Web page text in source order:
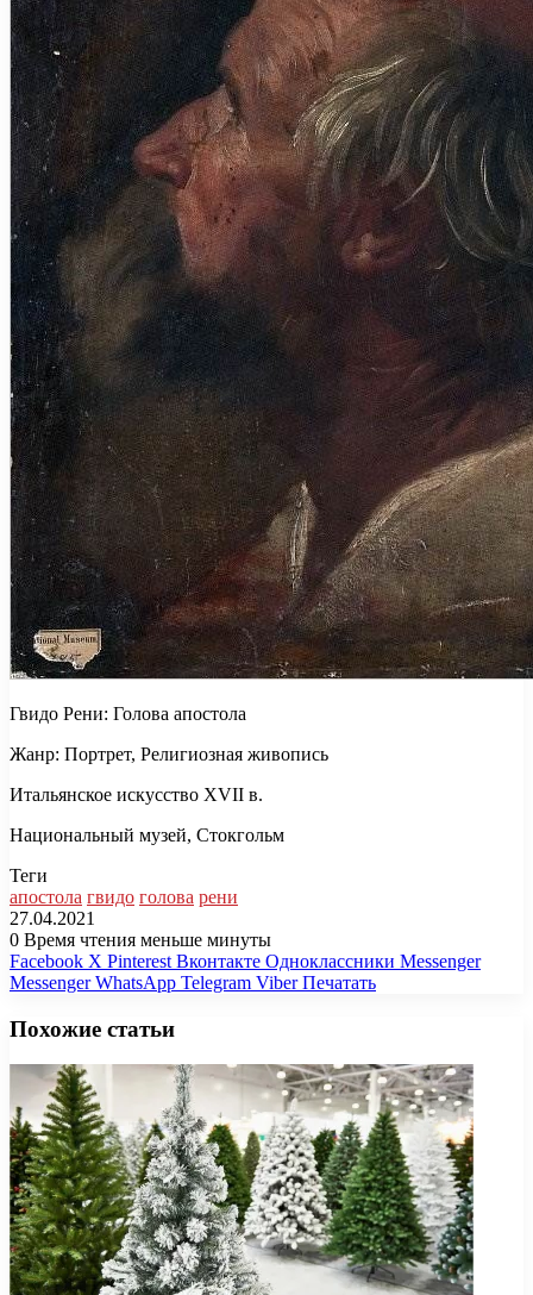
Гвидо Рени: Голова апостола
Жанр: Портрет, Религиозная живопись
Итальянское искусство XVII в.
Национальный музей, Стокгольм
Теги
апостола гвидо голова рени
27.04.2021
0 Время чтения меньше минуты
Facebook X Pinterest Вконтакте Одноклассники Messenger
Messenger WhatsApp Telegram Viber Печатать
Похожие статьи